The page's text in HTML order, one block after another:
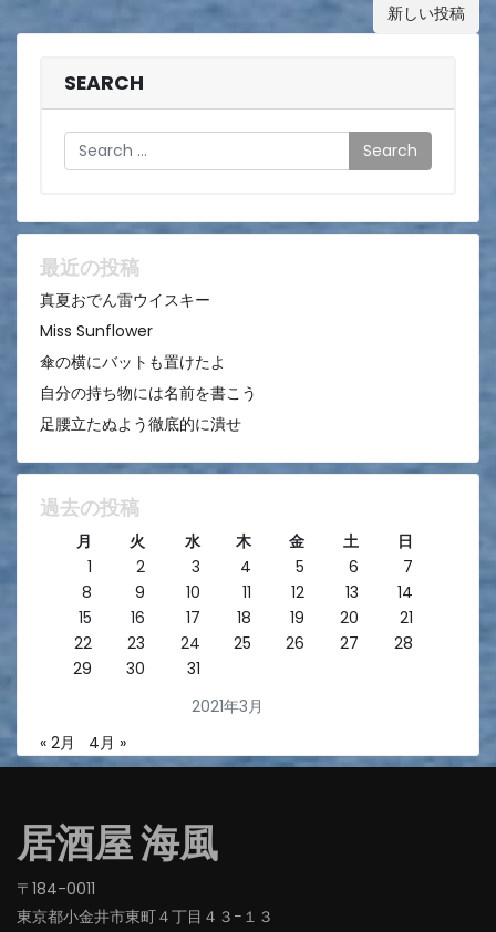
稿
ビ
シ
ョ
ン
新しい投稿
SEARCH
Search
最近の投稿
真夏おでん雷ウイスキー
Miss Sunflower
傘の横にバットも置けたよ
自分の持ち物には名前を書こう
足腰立たぬよう徹底的に潰せ
過去の投稿
2021年3月
月 火 水 木 金 土
日
1
2 3 4 5 6
7
8
9 10 11 12 13
14
15
16 17 18 19 20
21
22
23 24 25 26 27
28
29
30 31
« 2月 4月 »
居酒屋 海風
〒184-0011
東京都小金井市東町４丁目４３−１３